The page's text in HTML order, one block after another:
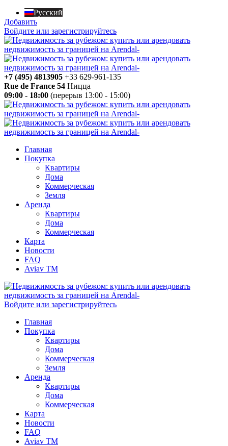
Русский
Добавить
Войдите или зарегистрируйтесь
+7 (495) 4813905 +33 629-961-135
Rue de France 54 Ницца
09:00 - 18:00 (перерыв 13:00 - 15:00)
Главная
Покупка
Квартиры
Дома
Коммерческая
Земля
Аренда
Квартиры
Дома
Коммерческая
Карта
Новости
FAQ
Aviav TM
Войдите или зарегистрируйтесь
Главная
Покупка
Квартиры
Дома
Коммерческая
Земля
Аренда
Квартиры
Дома
Коммерческая
Карта
Новости
FAQ
Aviav TM